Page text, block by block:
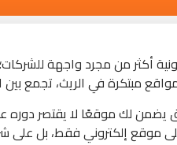
أكثر من مجرد واجهة
مبتكرة في الريث، تجمع بين
يضمن لك موقعًا لا يقتصر
موقع إلكتروني فقط، بل